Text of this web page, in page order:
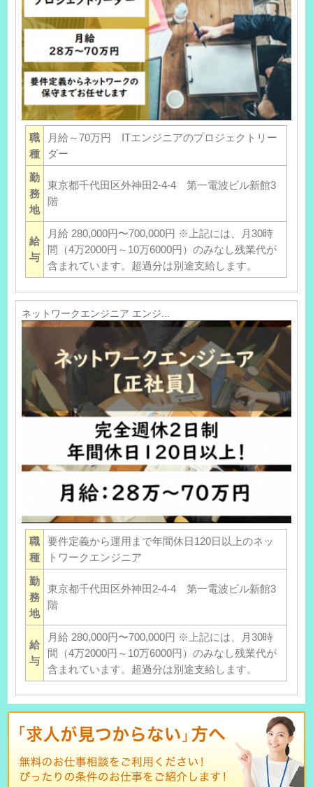
職
種
月給～70万円 ITエンジニアのプロジェクトリー
ダー
勤
務
地
東京都千代田区外神田2-4-4 第一電波ビル新館3
階
給
与
月給 280,000円〜700,000円 ※上記には、月30時
間（4万2000円～10万6000円）のみなし残業代が
含まれています。超過分は別途支給します。
ネットワークエンジニア エンジ...
職
種
要件定義から運用まで年間休日120日以上のネッ
トワークエンジニア
勤
務
地
東京都千代田区外神田2-4-4 第一電波ビル新館3
階
給
与
月給 280,000円〜700,000円 ※上記には、月30時
間（4万2000円～10万6000円）のみなし残業代が
含まれています。超過分は別途支給します。